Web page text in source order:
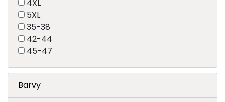
4XL
5XL
35-38
42-44
45-47
Barvy